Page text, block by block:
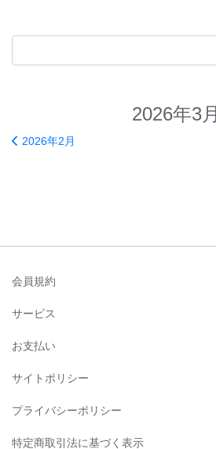
2026年3月
2026年2月
会員規約
サービス
お支払い
サイトポリシー
プライバシーポリシー
特定商取引法に基づく表示